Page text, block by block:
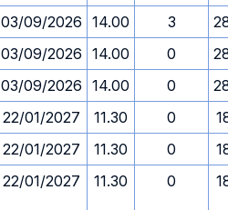
03/09/2026 14.00 3
03/09/2026 14.00 0
03/09/2026 14.00 0
22/01/2027 11.30 0
22/01/2027 11.30 0
22/01/2027 11.30 0